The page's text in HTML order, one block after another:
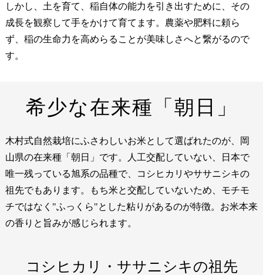
しかし、土を育て、稲自体の能力を引き出すために、その
成長を観察して手をかけて育てます。農薬や肥料に頼ら
ず、稲の生命力を高めらることが美味しさへと繋がるので
す。
希少な在来種「朝日」
木村式自然栽培にふさわしいお米として選ばれたのが、岡
山県の在来種「朝日」です。人工交配していない、日本で
唯一残っている旭系の品種で、コシヒカリやササニシキの
祖先でもあります。もち米と交配していないため、モチモ
チではなく"ふっくら"とした粘りがあるのが特徴。お米本来
の香りと旨みが感じられます。
コシヒカリ・ササニシキの祖先